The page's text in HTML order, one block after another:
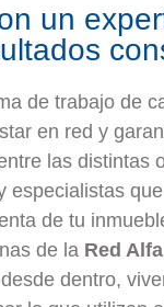
un
de trabajo de
en red y
las distintas
especialistas
de tu
de la Red Alfa
dentro,